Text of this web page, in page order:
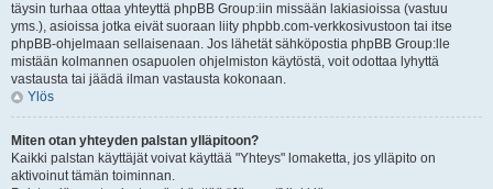
täysin turhaa ottaa yhteyttä phpBB Group:iin missään lakiasioissa (vastuu
yms.), asioissa jotka eivät suoraan liity phpbb.com-verkkosivustoon tai itse
phpBB-ohjelmaan sellaisenaan. Jos lähetät sähköpostia phpBB Group:lle
mistään kolmannen osapuolen ohjelmiston käytöstä, voit odottaa lyhyttä
vastausta tai jäädä ilman vastausta kokonaan.
Ylös
Miten otan yhteyden palstan ylläpitoon?
Kaikki palstan käyttäjät voivat käyttää "Yhteys" lomaketta, jos ylläpito on
aktivoinut tämän toiminnan.